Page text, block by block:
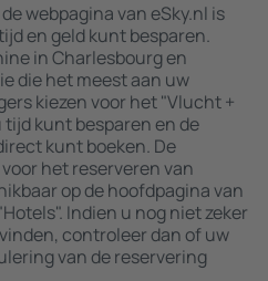
webpagina van eSky.nl is
en geld kunt besparen.
in Charlesbourg en
die het meest aan uw
kiezen voor het "Vlucht +
kunt besparen en de
kunt boeken. De
het reserveren van
op de hoofdpagina van
Indien u nog niet zeker
controleer dan of uw
van de reservering